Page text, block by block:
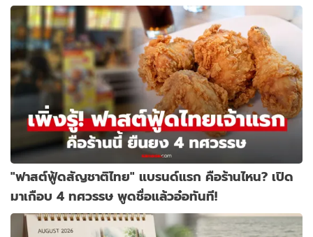
"ฟาสต์ฟู้ดสัญชาติไทย" แบรนด์แรก คือร้านไหน? เปิด
มาเกือบ 4 ทศวรรษ พูดชื่อแล้วอ๋อทันที!